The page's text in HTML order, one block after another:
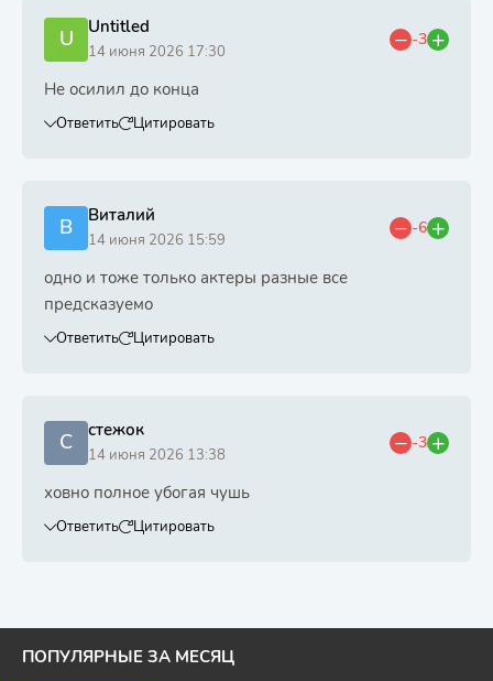
U Untitled
14 июня 2026 17:30
-3
Не осилил до конца
Ответить Цитировать
В Виталий
14 июня 2026 15:59
-6
одно и тоже только актеры разные все
предсказуемо
Ответить Цитировать
С стежок
14 июня 2026 13:38
-3
ховно полное убогая чушь
Ответить Цитировать
ПОПУЛЯРНЫЕ ЗА МЕСЯЦ